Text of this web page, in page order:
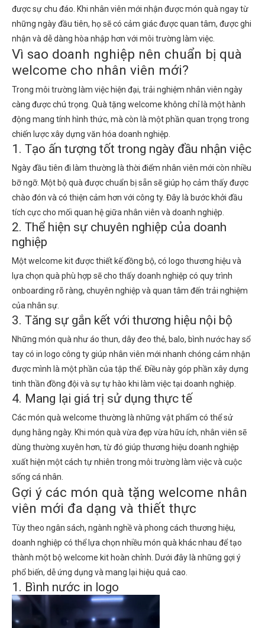
được sự chu đáo. Khi nhân viên mới nhận được món quà ngay từ
những ngày đầu tiên, họ sẽ có cảm giác được quan tâm, được ghi
nhận và dễ dàng hòa nhập hơn với môi trường làm việc.
Vì sao doanh nghiệp nên chuẩn bị quà
welcome cho nhân viên mới?
Trong môi trường làm việc hiện đại, trải nghiệm nhân viên ngày
càng được chú trọng. Quà tặng welcome không chỉ là một hành
động mang tính hình thức, mà còn là một phần quan trọng trong
chiến lược xây dựng văn hóa doanh nghiệp.
1. Tạo ấn tượng tốt trong ngày đầu nhận việc
Ngày đầu tiên đi làm thường là thời điểm nhân viên mới còn nhiều
bỡ ngỡ. Một bộ quà được chuẩn bị sẵn sẽ giúp họ cảm thấy được
chào đón và có thiện cảm hơn với công ty. Đây là bước khởi đầu
tích cực cho mối quan hệ giữa nhân viên và doanh nghiệp.
2. Thể hiện sự chuyên nghiệp của doanh
nghiệp
Một welcome kit được thiết kế đồng bộ, có logo thương hiệu và
lựa chọn quà phù hợp sẽ cho thấy doanh nghiệp có quy trình
onboarding rõ ràng, chuyên nghiệp và quan tâm đến trải nghiệm
của nhân sự.
3. Tăng sự gắn kết với thương hiệu nội bộ
Những món quà như áo thun, dây đeo thẻ, balo, bình nước hay sổ
tay có in logo công ty giúp nhân viên mới nhanh chóng cảm nhận
được mình là một phần của tập thể. Điều này góp phần xây dựng
tinh thần đồng đội và sự tự hào khi làm việc tại doanh nghiệp.
4. Mang lại giá trị sử dụng thực tế
Các món quà welcome thường là những vật phẩm có thể sử
dụng hằng ngày. Khi món quà vừa đẹp vừa hữu ích, nhân viên sẽ
dùng thường xuyên hơn, từ đó giúp thương hiệu doanh nghiệp
xuất hiện một cách tự nhiên trong môi trường làm việc và cuộc
sống cá nhân.
Gợi ý các món quà tặng welcome nhân
viên mới đa dạng và thiết thực
Tùy theo ngân sách, ngành nghề và phong cách thương hiệu,
doanh nghiệp có thể lựa chọn nhiều món quà khác nhau để tạo
thành một bộ welcome kit hoàn chỉnh. Dưới đây là những gợi ý
phổ biến, dễ ứng dụng và mang lại hiệu quả cao.
1. Bình nước in logo